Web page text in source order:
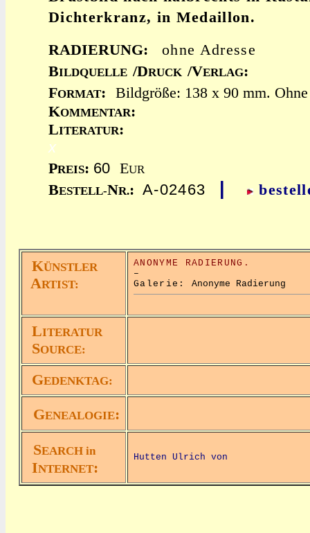
Dichterkranz, in Medaillon.
RADIERUNG:
ohne Adresse
BILDQUELLE /DRUCK /VERLAG:
FORMAT:
Bildgröße: 138 x 90 mm.
KOMMENTAR:
LITERATUR:
x
PREIS: 60 EUR
BESTELL-NR.: A-02463 |
KÜNSTLER
ARTIST:
ANONYME RADIERUNG.
–
Galerie: Anonyme Radierung
LITERATUR
SOURCE:
GEDENKTAG:
GENEALOGIE:
SEARCH in
INTERNET:
Hutten Ulrich von